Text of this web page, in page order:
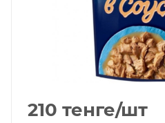
210 тенге/шт